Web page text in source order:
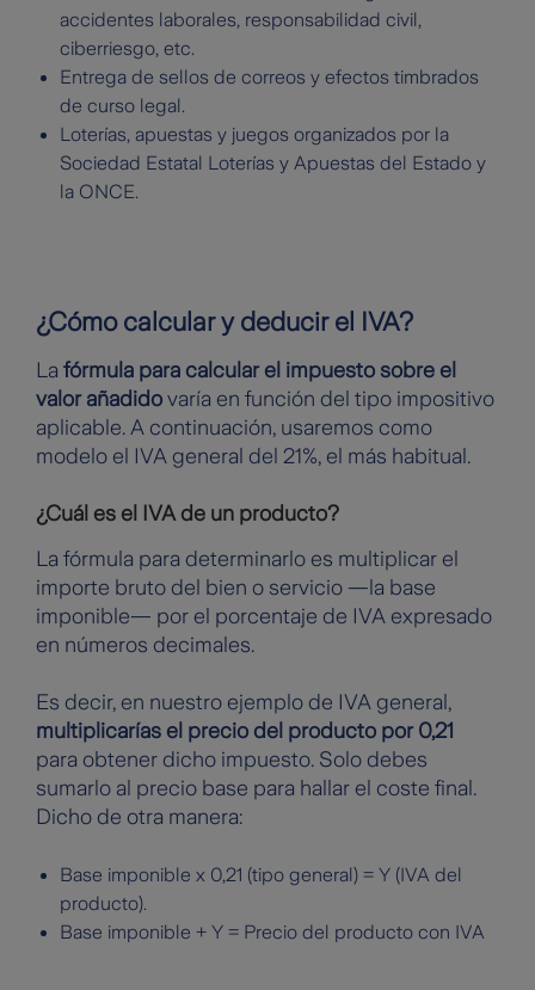
accidentes laborales, responsabilidad civil,
ciberriesgo, etc.
Entrega de sellos de correos y efectos timbrados
de curso legal.
Loterías, apuestas y juegos organizados por la
Sociedad Estatal Loterías y Apuestas del Estado y
la ONCE.
¿Cómo calcular y deducir el IVA?
La fórmula para calcular el impuesto sobre el
valor añadido varía en función del tipo impositivo
aplicable. A continuación, usaremos como
modelo el IVA general del 21%, el más habitual.
¿Cuál es el IVA de un producto?
La fórmula para determinarlo es multiplicar el
importe bruto del bien o servicio —la base
imponible— por el porcentaje de IVA expresado
en números decimales.
Es decir, en nuestro ejemplo de IVA general,
multiplicarías el precio del producto por 0,21
para obtener dicho impuesto. Solo debes
sumarlo al precio base para hallar el coste final.
Dicho de otra manera:
Base imponible x 0,21 (tipo general) = Y (IVA del
producto).
Base imponible + Y = Precio del producto con IVA